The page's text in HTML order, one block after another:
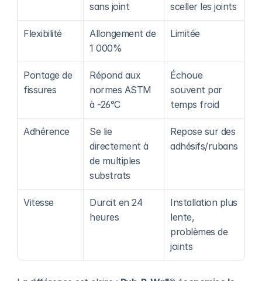
sans joint
sceller les joints
Flexibilité
Allongement de
1 000%
Limitée
Pontage de
fissures
Répond aux
normes ASTM
à -26°C
Échoue
souvent par
temps froid
Adhérence
Se lie
directement à
de multiples
substrats
Repose sur des
adhésifs/rubans
Vitesse
Durcit en 24
heures
Installation plus
lente,
problèmes de
joints